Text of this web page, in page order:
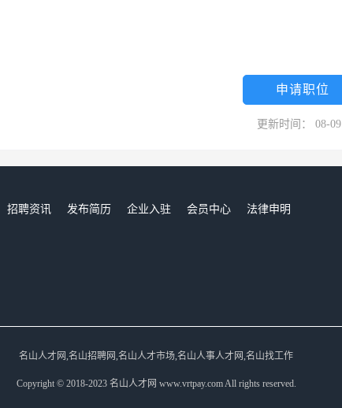
申请职位
更新时间： 08-09
招聘资讯 发布简历 企业入驻 会员中心
法律申明
名山人才网,名山招聘网,名山人才市场,名山人事人才网,名山找工作
Copyright © 2018-2023 名山人才网 www.vrtpay.com All rights reserved.